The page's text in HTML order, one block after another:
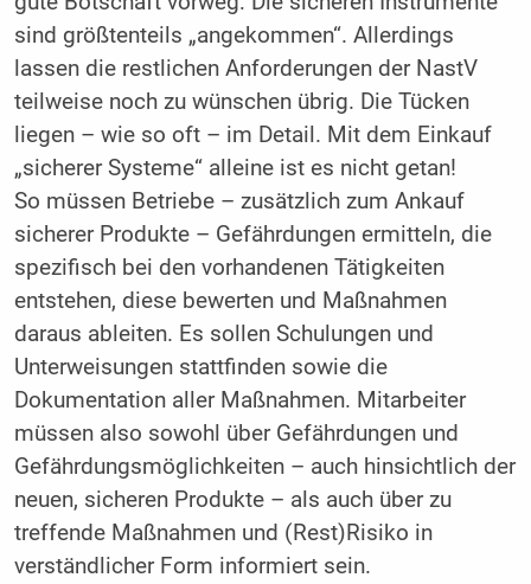
sind größtenteils „angekommen“. Allerdings
lassen die restlichen Anforderungen der NastV
teilweise noch zu wünschen übrig. Die Tücken
liegen – wie so oft – im Detail. Mit dem Einkauf
„sicherer Systeme“ alleine ist es nicht getan!
So müssen Betriebe – zusätzlich zum Ankauf
sicherer Produkte – Gefährdungen ermitteln, die
spezifisch bei den vorhandenen Tätigkeiten
entstehen, diese bewerten und Maßnahmen
daraus ableiten. Es sollen Schulungen und
Unterweisungen stattfinden sowie die
Dokumentation aller Maßnahmen. Mitarbeiter
müssen also sowohl über Gefährdungen und
Gefährdungsmöglichkeiten – auch hinsichtlich der
neuen, sicheren Produkte – als auch über zu
treffende Maßnahmen und (Rest)Risiko in
verständlicher Form informiert sein.